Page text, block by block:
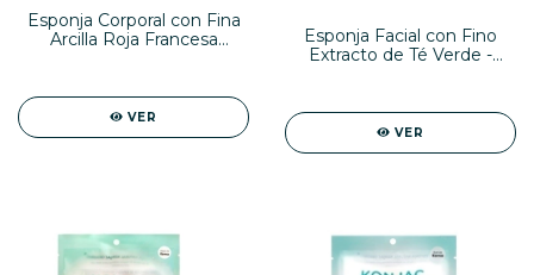
Esponja Corporal con Fina
Arcilla Roja Francesa
VER
Esponja Facial con Fino
Extracto de Té Verde -
VER